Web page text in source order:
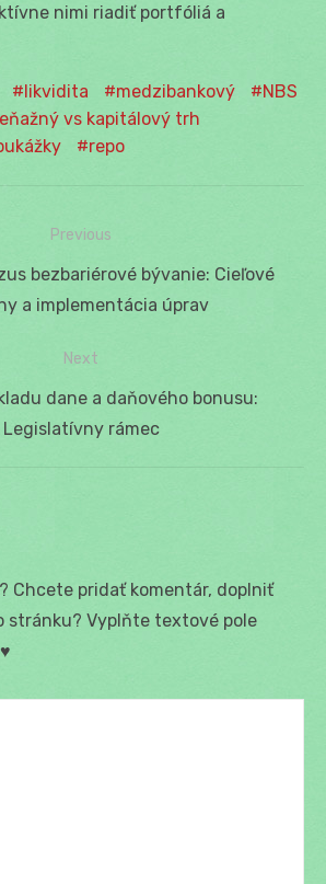
nimi riadiť portfóliá a
likvidita medzibankový
NBS
vs kapitálový trh
repo
Previous
bezbariérové bývanie: Cieľové
a implementácia úprav
Next
dane a daňového bonusu:
Legislatívny rámec
Chcete pridať komentár, doplniť
stránku? Vyplňte textové pole